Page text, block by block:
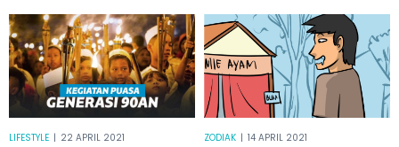
LIFESTYLE | 22 APRIL 2021 ZODIAK | 14 APRIL 2021